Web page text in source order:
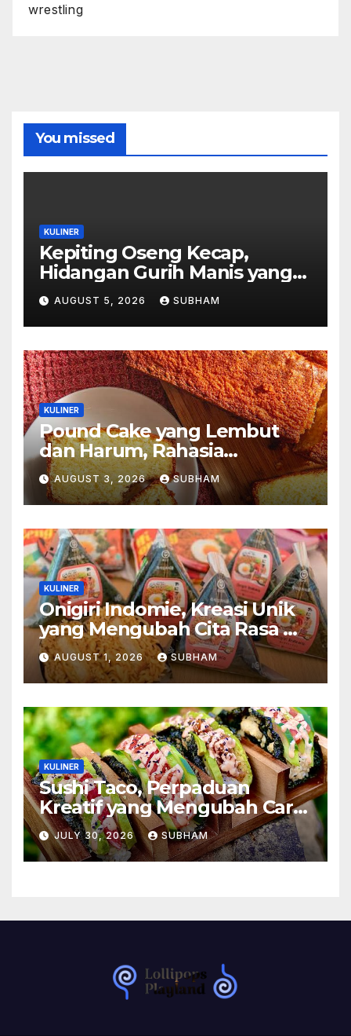
wrestling
You missed
KULINER
Kepiting Oseng Kecap,
Hidangan Gurih Manis yang
Selalu Menggugah Selera di
Setiap Suapan
AUGUST 5, 2026 SUBHAM
KULINER
Pound Cake yang Lembut
dan Harum, Rahasia
Kelezatan Kue Klasik yang
Tak Pernah Kehilangan
Pesona
AUGUST 3, 2026 SUBHAM
KULINER
Onigiri Indomie, Kreasi Unik
yang Mengubah Cita Rasa Mi
Favorit Menjadi Sajian
Kekinian
AUGUST 1, 2026 SUBHAM
KULINER
Sushi Taco, Perpaduan
Kreatif yang Mengubah Cara
Menikmati Hidangan Favorit
JULY 30, 2026 SUBHAM